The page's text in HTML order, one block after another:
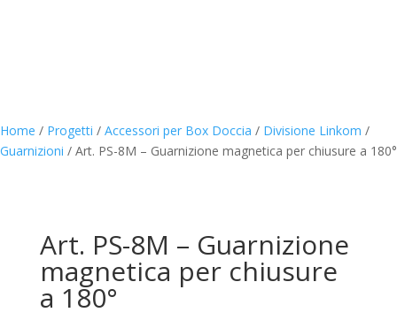
Home / Progetti / Accessori per Box Doccia / Divisione Linkom /
Guarnizioni / Art. PS-8M – Guarnizione magnetica per chiusure a 180°
Art. PS-8M – Guarnizione
magnetica per chiusure
a 180°